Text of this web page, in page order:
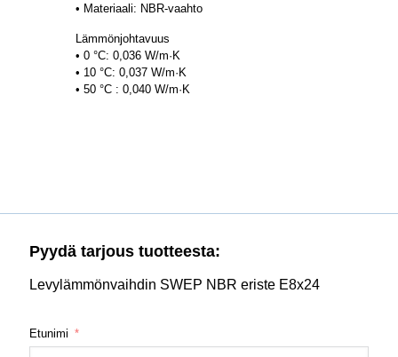
• Materiaali: NBR-vaahto
Lämmönjohtavuus
• 0 °C: 0,036 W/m·K
• 10 °C: 0,037 W/m·K
• 50 °C : 0,040 W/m·K
Pyydä tarjous tuotteesta:
Levylämmönvaihdin SWEP NBR eriste E8x24
Etunimi